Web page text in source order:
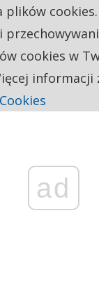
ad
plików cookies.
cookies w
informacji